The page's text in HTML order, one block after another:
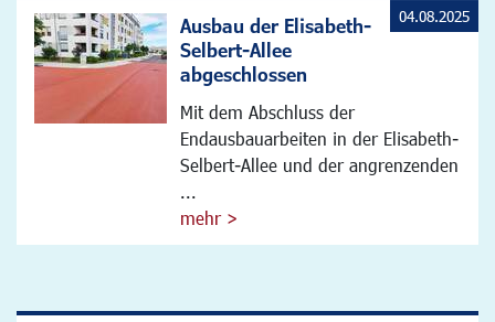
Ausbau der Elisabeth-
Selbert-Allee
abgeschlossen
Mit dem Abschluss der
Endausbauarbeiten in der Elisabeth-
Selbert-Allee und der angrenzenden
...
mehr >
04.08.2025